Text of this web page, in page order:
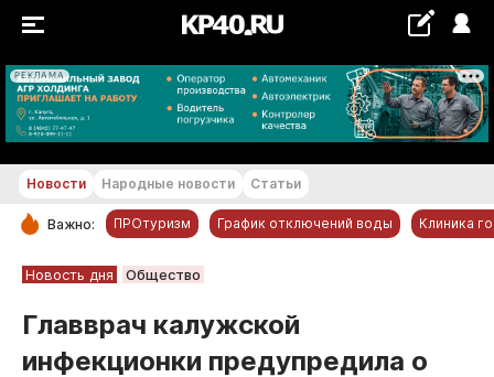
РЕКЛАМА
+24...+25 °С
РУБРИКИ
Новости компаний
Новости Народные новости Статьи
Важно: ПРОтуризм График отключений воды Клиника
Новость дня Общество
Главврач калужской
инфекционки предупредила о